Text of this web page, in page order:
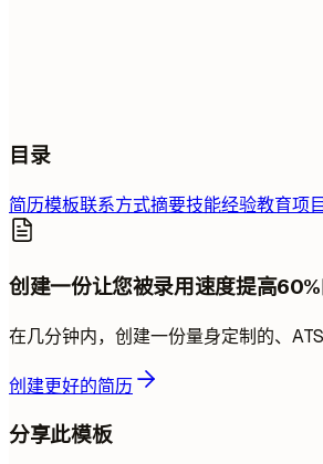
目录
简历模板联系方式摘要技能经验教育项目
创建一份让您被录用速度提高
在几分钟内，创建一份量身定制的、
创建更好的简历
分享此模板